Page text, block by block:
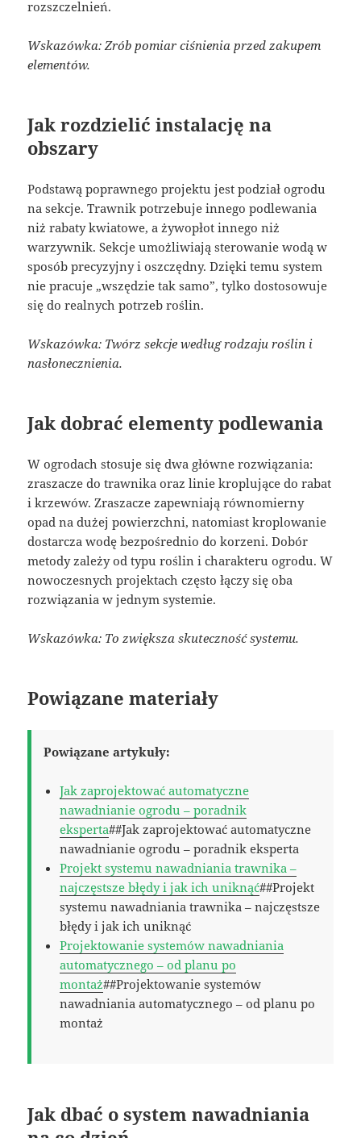
rozszczelnień.
Wskazówka: Zrób pomiar ciśnienia przed zakupem
elementów.
Jak rozdzielić instalację na
obszary
Podstawą poprawnego projektu jest podział ogrodu
na sekcje. Trawnik potrzebuje innego podlewania
niż rabaty kwiatowe, a żywopłot innego niż
warzywnik. Sekcje umożliwiają sterowanie wodą w
sposób precyzyjny i oszczędny. Dzięki temu system
nie pracuje „wszędzie tak samo”, tylko dostosowuje
się do realnych potrzeb roślin.
Wskazówka: Twórz sekcje według rodzaju roślin i
nasłonecznienia.
Jak dobrać elementy podlewania
W ogrodach stosuje się dwa główne rozwiązania:
zraszacze do trawnika oraz linie kroplujące do rabat
i krzewów. Zraszacze zapewniają równomierny
opad na dużej powierzchni, natomiast kroplowanie
dostarcza wodę bezpośrednio do korzeni. Dobór
metody zależy od typu roślin i charakteru ogrodu. W
nowoczesnych projektach często łączy się oba
rozwiązania w jednym systemie.
Wskazówka: To zwiększa skuteczność systemu.
Powiązane materiały
Powiązane artykuły:
Jak zaprojektować automatyczne
nawadnianie ogrodu – poradnik
eksperta##Jak zaprojektować automatyczne
nawadnianie ogrodu – poradnik eksperta
Projekt systemu nawadniania trawnika –
najczęstsze błędy i jak ich uniknąć##Projekt
systemu nawadniania trawnika – najczęstsze
błędy i jak ich uniknąć
Projektowanie systemów nawadniania
automatycznego – od planu po
montaż##Projektowanie systemów
nawadniania automatycznego – od planu po
montaż
Jak dbać o system nawadniania